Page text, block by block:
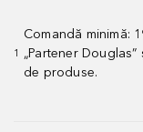
1
Comandă minimă:
„Partener
de produse.